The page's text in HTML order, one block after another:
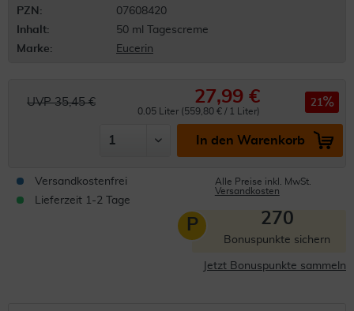
PZN:
07608420
Inhalt:
50 ml Tagescreme
Marke:
Eucerin
UVP 35,45 € 27,99 €
0.05 Liter (559,80 € / 1 Liter)
21
In den Warenkorb
Versandkostenfrei
Lieferzeit 1-2 Tage
Alle Preise inkl. MwSt.
Versandkosten
P 270
Bonuspunkte sichern
Jetzt Bonuspunkte sammeln